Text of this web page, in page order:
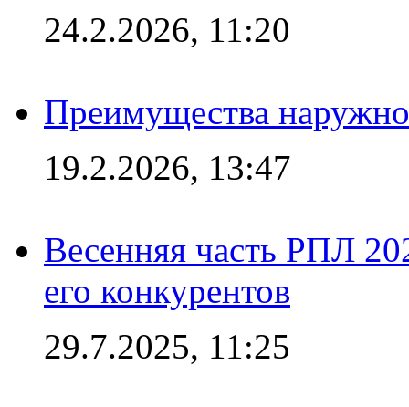
24.2.2026, 11:20
Преимущества
19.2.2026, 13:47
Весенняя часть РПЛ
его конкурентов
29.7.2025, 11:25